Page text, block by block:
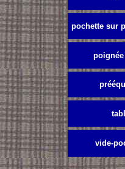
pochette sur
vide-